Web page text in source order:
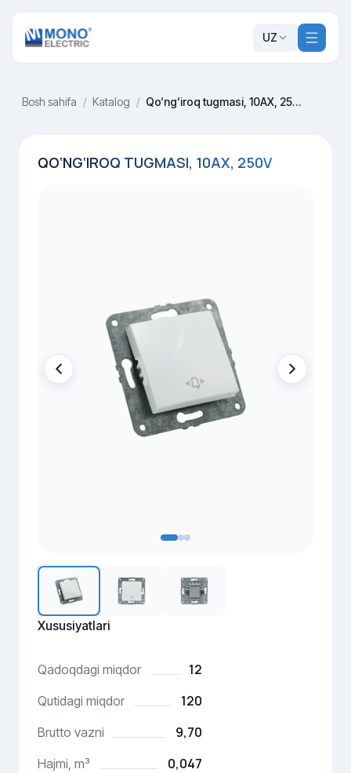
UZ
Bosh sahifa / Katalog / Qo‘ng‘iroq tugmasi, 10AX, 250V
QO‘NG‘IROQ TUGMASI, 10AX, 250V
Xususiyatlari
Qadoqdagi miqdor 12
Qutidagi miqdor 120
Brutto vazni 9,70
Hajmi, m³ 0,047